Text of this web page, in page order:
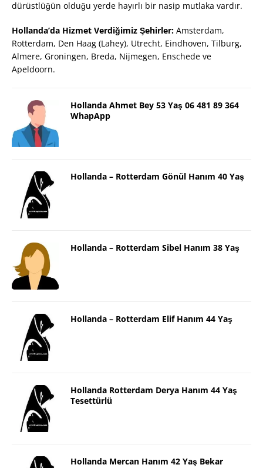
dürüstlüğün olduğu yerde hayırlı bir nasip mutlaka vardır.
Hollanda’da Hizmet Verdiğimiz Şehirler: Amsterdam,
Rotterdam, Den Haag (Lahey), Utrecht, Eindhoven, Tilburg,
Almere, Groningen, Breda, Nijmegen, Enschede ve
Apeldoorn.
Hollanda Ahmet Bey 53 Yaş 06 481 89 364
WhapApp
Hollanda – Rotterdam Gönül Hanım 40 Yaş
Hollanda – Rotterdam Sibel Hanım 38 Yaş
Hollanda – Rotterdam Elif Hanım 44 Yaş
Hollanda Rotterdam Derya Hanım 44 Yaş
Tesettürlü
Hollanda Mercan Hanım 42 Yaş Bekar